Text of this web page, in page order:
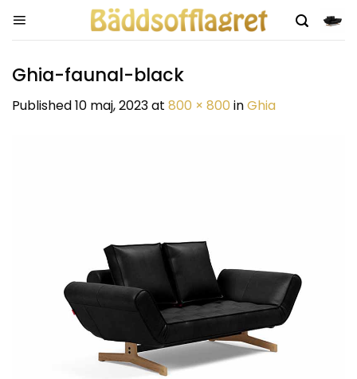
Ghia-faunal-black
Published10 maj, 2023at 800 × 800 inGhia